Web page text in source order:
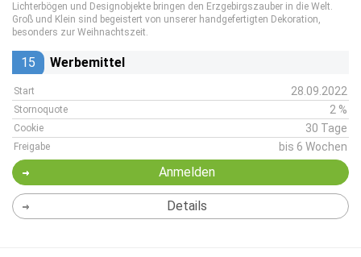
Lichterbögen und Designobjekte bringen den Erzgebirgszauber in die Welt.
Groß und Klein sind begeistert von unserer handgefertigten Dekoration,
besonders zur Weihnachtszeit.
15 Werbemittel
Start 28.09.2022
Stornoquote 2 %
Cookie 30 Tage
Freigabe bis 6 Wochen
Anmelden
Details